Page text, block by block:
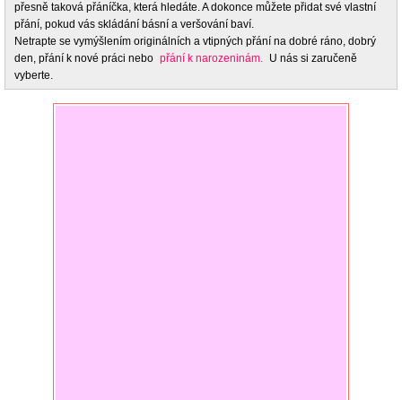
přesně taková přáníčka, která hledáte. A dokonce můžete přidat své vlastní
přání, pokud vás skládání básní a veršování baví.
Netrapte se vymýšlením originálních a vtipných přání na dobré ráno, dobrý
den, přání k nové práci nebo přání k narozeninám. U nás si zaručeně
vyberte.